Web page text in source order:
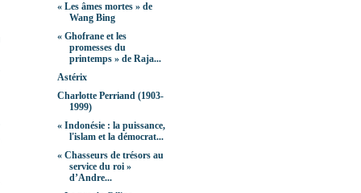
« Les âmes mortes » de
Wang Bing
« Ghofrane et les
promesses du
printemps » de Raja...
Astérix
Charlotte Perriand (1903-
1999)
« Indonésie : la puissance,
l'islam et la démocrat...
« Chasseurs de trésors au
service du roi »
d’Andre...